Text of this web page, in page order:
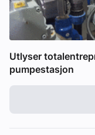
Utlyser
pumpestasjon